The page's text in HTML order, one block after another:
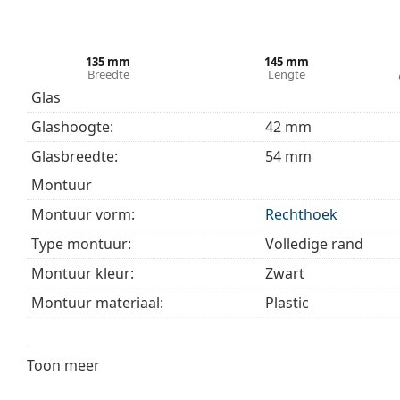
Het is een medisch hulpmiddel. Lees de instructies
135 mm
Breedte
145 mm
Lengte
Glas
Glashoogte:
42 mm
Glasbreedte:
54 mm
montuur
Montuur vorm:
Rechthoek
Type montuur:
Volledige rand
Montuur kleur:
Zwart
Montuur materiaal:
Plastic
Breedte:
Toon meer